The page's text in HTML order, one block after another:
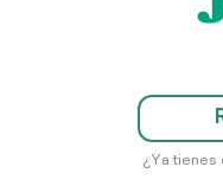
¿Ya tienes